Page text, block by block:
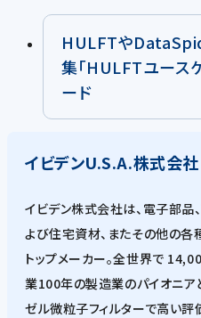
HULFTや
集「HULFTユース
ード
イビデンU.S.A.株式会社
イビデン株式会社は、電子部品
よび住宅資材、またその他の
トップメーカー。全世界で
業100年の製造業のパイオニア
ゼル微粒子フィルターで高い評